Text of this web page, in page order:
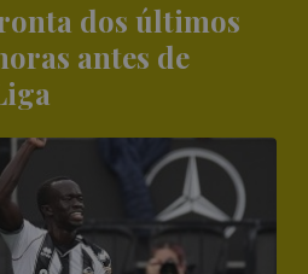
dos últimos
antes de